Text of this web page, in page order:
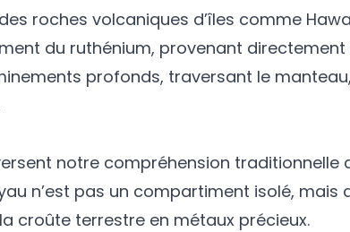
roches volcaniques d’îles comme
du ruthénium, provenant
profonds, traversant le
notre compréhension traditionnelle
n’est pas un compartiment isolé, mais
croûte terrestre en métaux précieux.